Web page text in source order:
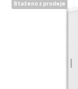
Staženo z prodeje